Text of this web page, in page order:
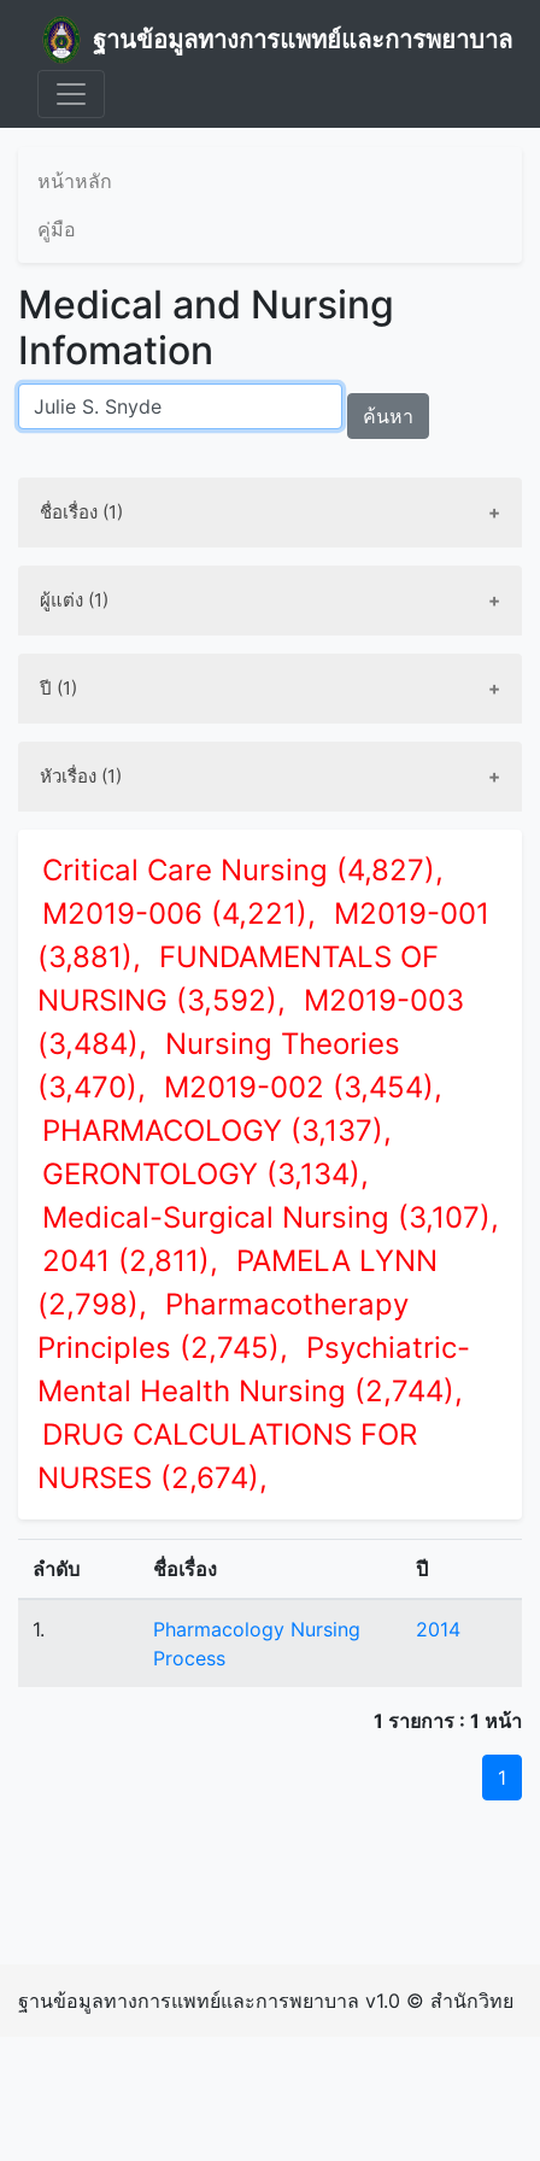
ฐานข้อมูลทางการแพทย์และการพยาบาล
หน้าหลัก
คู่มือ
Medical and Nursing
Infomation
ค้นหา
ชื่อเรื่อง (1)
ผู้แต่ง (1)
ปี (1)
หัวเรื่อง (1)
Critical Care Nursing (4,827),
M2019-006 (4,221),
M2019-001
(3,881),
FUNDAMENTALS OF
NURSING (3,592),
M2019-003
(3,484),
Nursing Theories
(3,470),
M2019-002 (3,454),
PHARMACOLOGY (3,137),
GERONTOLOGY (3,134),
Medical-Surgical Nursing (3,107),
2041 (2,811),
PAMELA LYNN
(2,798),
Pharmacotherapy
Principles (2,745),
Psychiatric-
Mental Health Nursing (2,744),
DRUG CALCULATIONS FOR
NURSES (2,674),
ลำดับ ชื่อเรื่อง ปี
1.
Pharmacology Nursing
Process
2014
1 รายการ : 1 หน้า
1
ฐานข้อมูลทางการแพทย์และการพยาบาล v1.0 © สำนักวิทย